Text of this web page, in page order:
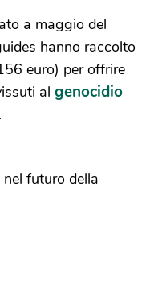
a maggio del
hanno raccolto
euro) per offrire
al genocidio
futuro della